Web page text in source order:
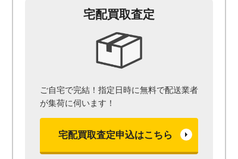
宅配買取査定
ご自宅で完結！指定日時に無料で配送業者
が集荷に伺います！
宅配買取査定申込はこちら